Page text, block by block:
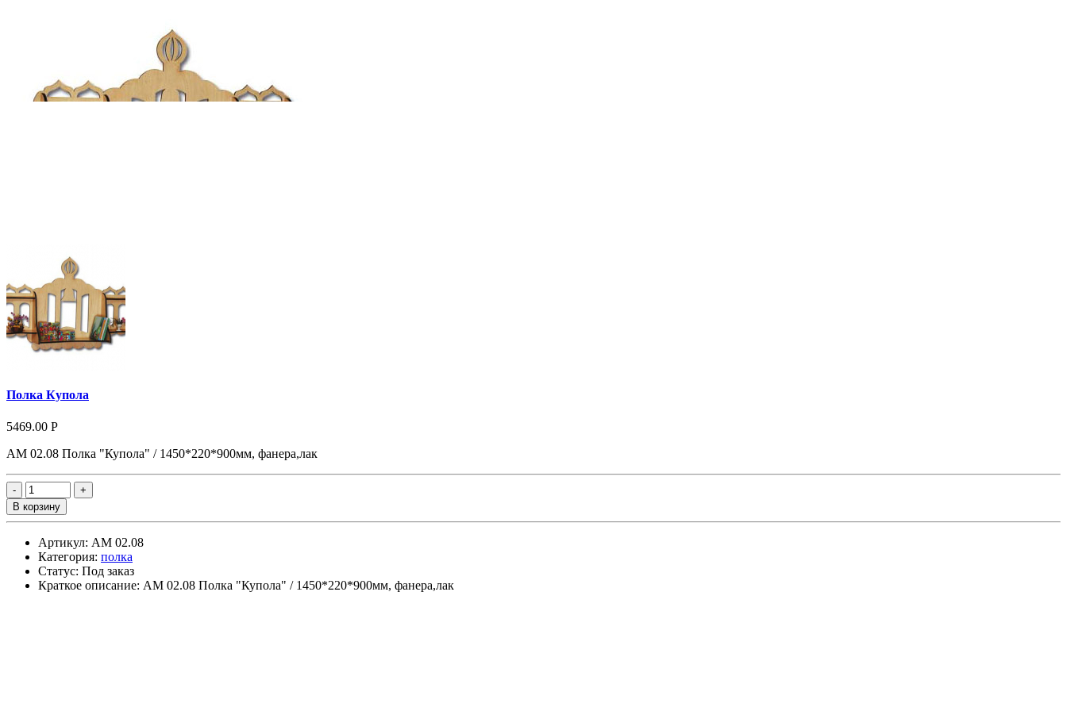
Полка Купола
5469.00 Р
АМ 02.08 Полка "Купола" / 1450*220*900мм, фанера,лак
В корзину
Артикул: АМ 02.08
Категория: полка
Статус: Под заказ
Краткое описание: АМ 02.08 Полка "Купола" / 1450*220*900мм, фанера,лак